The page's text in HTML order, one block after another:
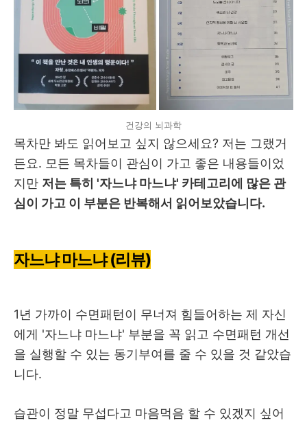
건강의 뇌과학
목차만 봐도 읽어보고 싶지 않으세요? 저는 그랬거
든요. 모든 목차들이 관심이 가고 좋은 내용들이었
지만 저는 특히 '자느냐 마느냐' 카테고리에 많은 관
심이 가고 이 부분은 반복해서 읽어보았습니다.
자느냐 마느냐 (리뷰)
1년 가까이 수면패턴이 무너져 힘들어하는 제 자신
에게 '자느냐 마느냐' 부분을 꼭 읽고 수면패턴 개선
을 실행할 수 있는 동기부여를 줄 수 있을 것 같았습
니다.
습관이 정말 무섭다고 마음먹음 할 수 있겠지 싶어